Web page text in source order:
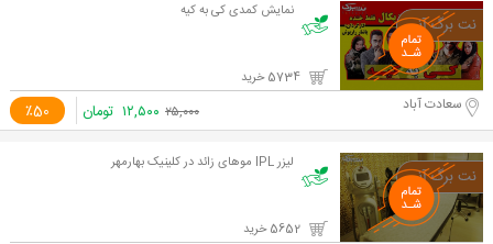
نمایش کمدی کی به کیه
٪50 سعادت آباد ۲۵,۰۰۰ ۱۲,۵۰۰ تومان
لیزر IPL موهای زائد در کلینیک بهارمهر